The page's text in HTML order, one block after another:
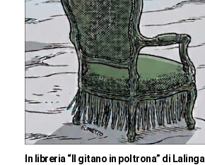
In libreria “Il gitano in poltrona” di Lalinga